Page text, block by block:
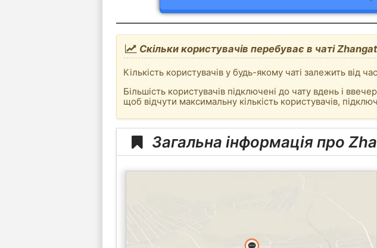
Скільки користувачів перебуває в чаті
Кількість користувачів у будь-якому чаті залежить від
Більшість користувачів підключені до чату вдень і
щоб відчути максимальну кількість користувачів,
Загальна інформація про